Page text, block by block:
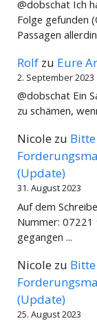
@dobschat Ich
Folge gefunden
Passagen
Rolf zu Eure
2. September 2023
@dobschat Ein
zu schämen,
Nicole zu
(Update)
31. August 2023
Auf dem
Nummer:
gegangen ...
Nicole zu
(Update)
25. August 2023